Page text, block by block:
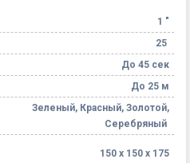
1 "
25
До 45 сек
До 25 м
Зеленый, Красный, Золотой,
Серебряный
150 х 150 х 175